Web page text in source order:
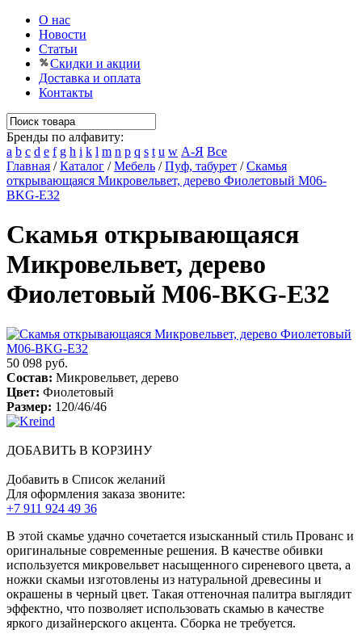
О нас
Новости
Статьи
Скидки и акции
Доставка и оплата
Контакты
Бренды по алфавиту:
a b c d e f g h i k l m n p q s t u w А-Я Все
Главная /Каталог /Мебель /Пуф, табурет /Скамья
открывающаяся Микровельвет, дерево Фиолетовый M06-
BKG-E32
Скамья открывающаяся
Микровельвет, дерево
Фиолетовый M06-BKG-E32
50 098 руб.
Состав: Микровельвет, дерево
Цвет: Фиолетовый
Размер: 120/46/46
ДОБАВИТЬ В КОРЗИНУ
Добавить в Список желаний
Для оформления заказа звоните:
+7 911 924 49 36
В этой скамье удачно сочетается изысканный стиль Прованс и
оригинальные современные решения. В качестве обивки
используется микровельвет насыщенного сиреневого цвета, а
ножки скамьи изготовлены из натуральной древесины и
окрашены в черный цвет. Такая оттеночная палитра выглядит
эффектно, что позволяет использовать скамью в качестве
яркого дизайнерского акцента. Сборка не требуется.